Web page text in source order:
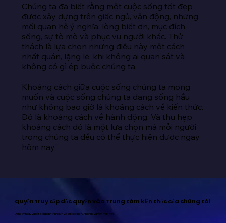
Chúng ta đã biết rằng một cuộc sống tốt đẹp
được xây dựng trên giấc ngủ, vận động, những
mối quan hệ ý nghĩa, lòng biết ơn, mục đích
sống, sự tò mò và phục vụ người khác. Thử
thách là lựa chọn những điều này một cách
nhất quán, lặng lẽ, khi không ai quan sát và
không có gì ép buộc chúng ta.
Khoảng cách giữa cuộc sống chúng ta mong
muốn và cuộc sống chúng ta đang sống hầu
như không bao giờ là khoảng cách về kiến thức.
Đó là khoảng cách về hành động. Và thu hẹp
khoảng cách đó là một lựa chọn mà mỗi người
trong chúng ta đều có thể thực hiện được ngay
hôm nay.”
Quyền truy cập độc quyền vào Trung tâm kiến thức của chúng tôi
Đăng ký ngay và bắt đầu hành trình đến với cuộc sống hạnh phúc và viên mãn hơn!